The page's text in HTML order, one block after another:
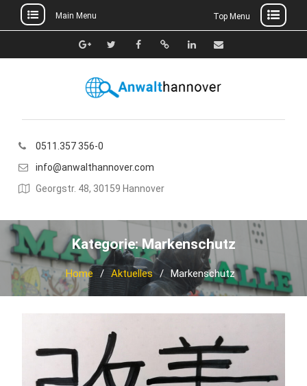
to
Main Menu Top Menu
Google+TwitterFacebook
Xing Linkedin
E-
0511.357 356-0
info@anwalthannover.com
Georgstr. 48, 30159 Hannover
Kategorie:Markenschutz
Home Aktuelles Markenschutz